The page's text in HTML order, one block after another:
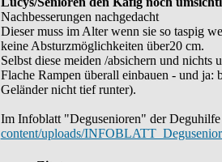
Nachbesserungen nachgedacht
Dieser muss im Alter wenn sie so taspig
keine Absturzmöglichkeiten über20 cm.
Selbst diese meiden /absichern und nichts
Flache Rampen überall einbauen - und ja:
Geländer nicht tief runter).
Im Infoblatt "Degusenioren" der Deguhilfe
content/uploads/